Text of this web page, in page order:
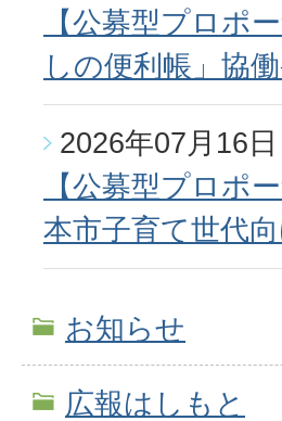
【公募型プロポ
しの便利帳」協
2026年07月16日
【公募型プロポ
本市子育て世代
お知らせ
広報はしもと